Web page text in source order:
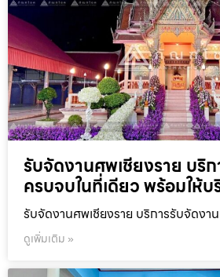
รับจัดงานศพเชียงราย บริ
ครบจบในที่เดียว พร้อมให้บ
รับจัดงานศพเชียงราย บริการรับจัดงา
ดูเพิ่มเติม »